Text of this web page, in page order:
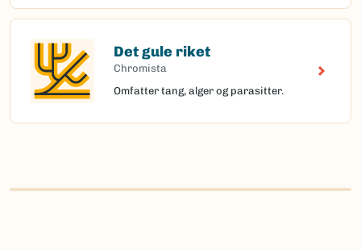
Det gule riket
Chromista
Omfatter tang, alger og parasitter.